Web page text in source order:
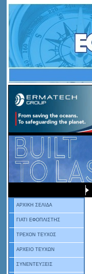
ΑΡΧΙΚΗ ΣΕΛΙΔΑ
ΓΙΑΤΙ ΕΦΟΠΛΙΣΤΗΣ
ΤΡΕΧΟΝ ΤΕΥΧΟΣ
ΑΡΧΕΙΟ ΤΕΥΧΩΝ
ΣΥΝΕΝΤΕΥΞΕΙΣ